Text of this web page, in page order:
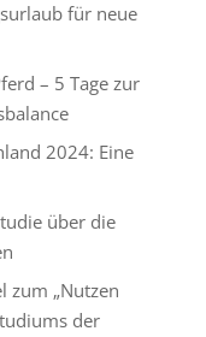
für neue
– 5 Tage zur
2024: Eine
über die
zum „Nutzen
der